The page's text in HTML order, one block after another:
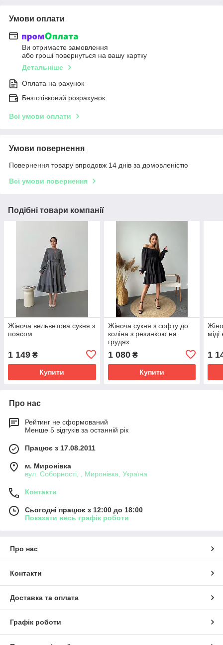
Умови оплати
Ви отримаєте замовлення
або гроші повернуться на вашу картку
Детальніше
Оплата на рахунок
Безготівковий розрахунок
Всі умови оплати
Умови повернення
Повернення товару впродовж 14 днів за домовленістю
Всі умови повернення
Подібні товари компанії
Жіноча вельветова сукня з
поясом
1 149 ₴
Купити
Жіноча сукня з софту до
коліна з резинкою на
грудях
1 080₴
Купити
1
Про нас
Рейтинг не сформований
Менше 5 відгуків за останній рік
Працює з 17.08.2011
м. Миронівка
вул. Соборності, , Миронівка, Україна
Контакти
Сьогодні працює з 12:00 до 18:00
Показати весь графік роботи
Про нас
Контакти
Доставка та оплата
Графік роботи